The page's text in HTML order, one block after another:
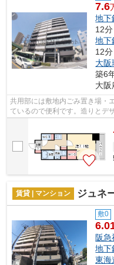
7.6
地下
12分
地下
12分
大阪
築6
大阪
共用部には敷地内ごみ置き場・
ているので便利です。造りとデ
賃貸 | マンション ジュネ
敷0
阪急
地下
東海